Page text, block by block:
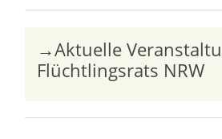
→Aktuelle
Flüchtlingsrats NRW